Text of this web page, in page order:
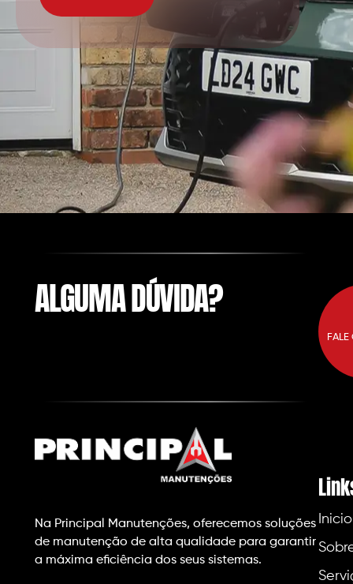
ALGUMA DÚVIDA?
Na Principal Manutenções, oferecemos soluções
de manutenção de alta qualidade para garantir
a máxima eficiência dos seus sistemas.
Inicio